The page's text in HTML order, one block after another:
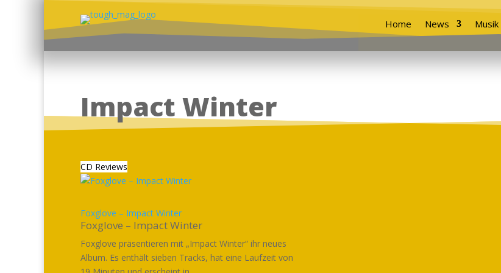
Home News Musik
Impact Winter
CD Reviews
Foxglove – Impact Winter
Foxglove – Impact Winter
Foxglove präsentieren mit „Impact Winter“ ihr neues
Album. Es enthält sieben Tracks, hat eine Laufzeit von